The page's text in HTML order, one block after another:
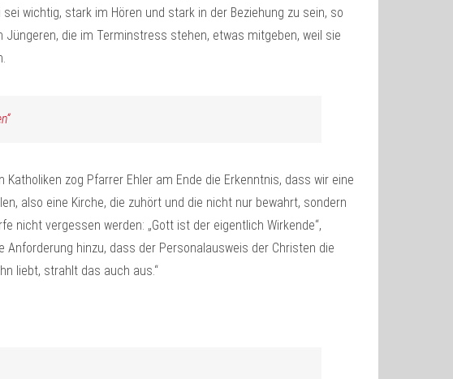
wichtig, stark im Hören und stark in der Beziehung zu sein, so
Jüngeren, die im Terminstress stehen, etwas mitgeben, weil sie
zog Pfarrer Ehler am Ende die Erkenntnis, dass wir eine
also eine Kirche, die zuhört und die nicht nur bewahrt, sondern
nicht vergessen werden: „Gott ist der eigentlich Wirkende“,
hinzu, dass der Personalausweis der Christen die
liebt, strahlt das auch aus.“